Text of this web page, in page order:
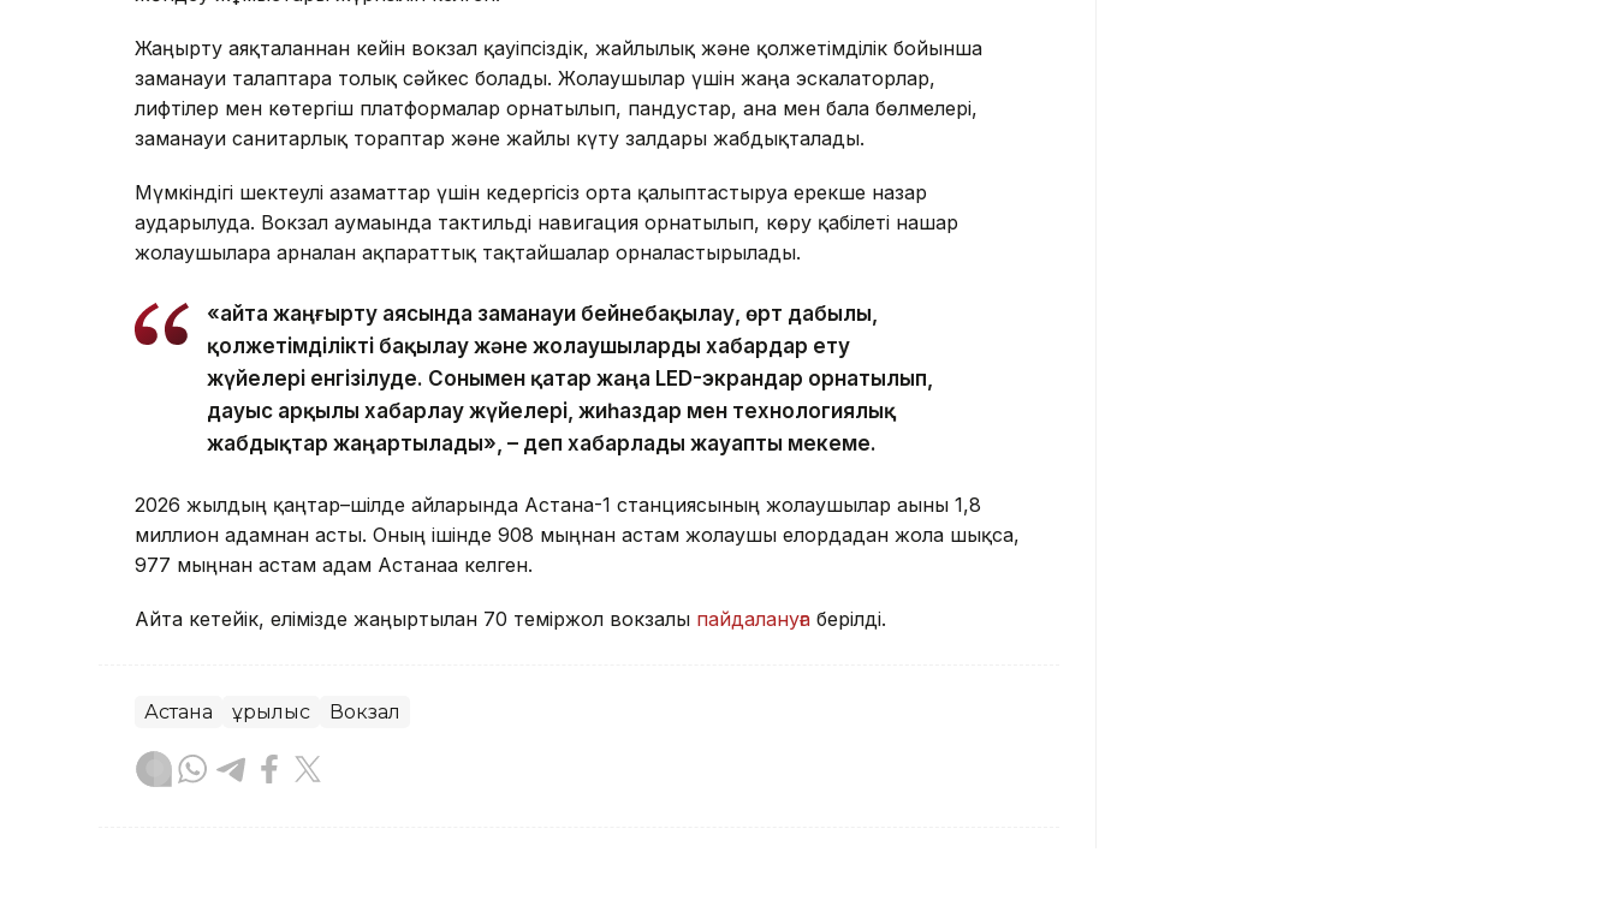
Жаңғырту аяқталғаннан кейін вокзал қауіпсіздік, жайлылық және қолжетімділік бойынша
заманауи талаптарға толық сәйкес болады. Жолаушылар үшін жаңа эскалаторлар,
лифтілер мен көтергіш платформалар орнатылып, пандустар, ана мен бала бөлмелері,
заманауи санитарлық тораптар және жайлы күту залдары жабдықталады.
Мүмкіндігі шектеулі азаматтар үшін кедергісіз орта қалыптастыруға ерекше назар
аударылуда. Вокзал аумағында тактильді навигация орнатылып, көру қабілеті нашар
жолаушыларға арналған ақпараттық тақтайшалар орналастырылады.
«Қайта жаңғырту аясында заманауи бейнебақылау, өрт дабылы,
қолжетімділікті бақылау және жолаушыларды хабардар ету
жүйелері енгізілуде. Сонымен қатар жаңа LED-экрандар орнатылып,
дауыс арқылы хабарлау жүйелері, жиһаздар мен технологиялық
жабдықтар жаңартылады», – деп хабарлады жауапты мекеме.
2026 жылдың қаңтар–шілде айларында Астана-1 станциясының жолаушылар ағыны 1,8
миллион адамнан асты. Оның ішінде 908 мыңнан астам жолаушы елордадан жолға шықса,
977 мыңнан астам адам Астанаға келген.
Айта кетейік, елімізде жаңғыртылған 70 теміржол вокзалы пайдалануға берілді.
Астана Құрылыс Вокзал